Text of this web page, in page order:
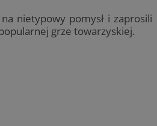
nietypowy pomysł i zaprosili
grze towarzyskiej.